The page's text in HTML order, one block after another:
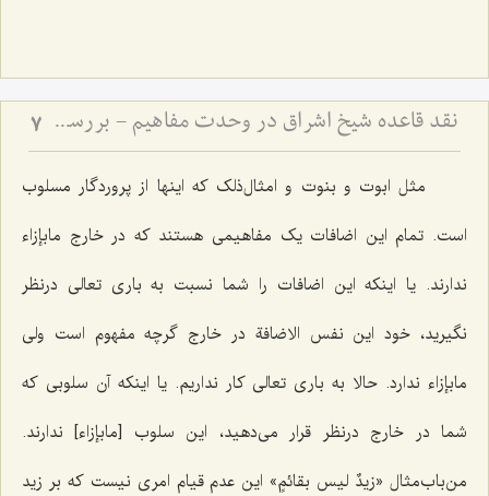
نقد قاعده شیخ اشراق در وحدت مفاهیم - بررسی امکان انتزاع مفاهیم متعدد از ذات واحد 7
مثل ابوت و بنوت و امثال‌ذلک که اینها از پروردگار مسلوب
است. تمام این اضافات یک مفاهیمى هستند که در خارج مابإزاء
ندارند. یا اینکه این اضافات را شما نسبت به بارى تعالى درنظر
نگیرید، خود این نفس الاضافة در خارج گرچه مفهوم است ولى
مابإزاء ندارد. حالا به بارى تعالى کار نداریم. یا اینکه آن سلوبى که
شما در خارج درنظر قرار می‌دهید، این سلوب [مابإزاء] ندارند.
من‌باب‌مثال «زیدٌ لیس بقائمٍ» این عدم قیام امرى نیست که بر زید